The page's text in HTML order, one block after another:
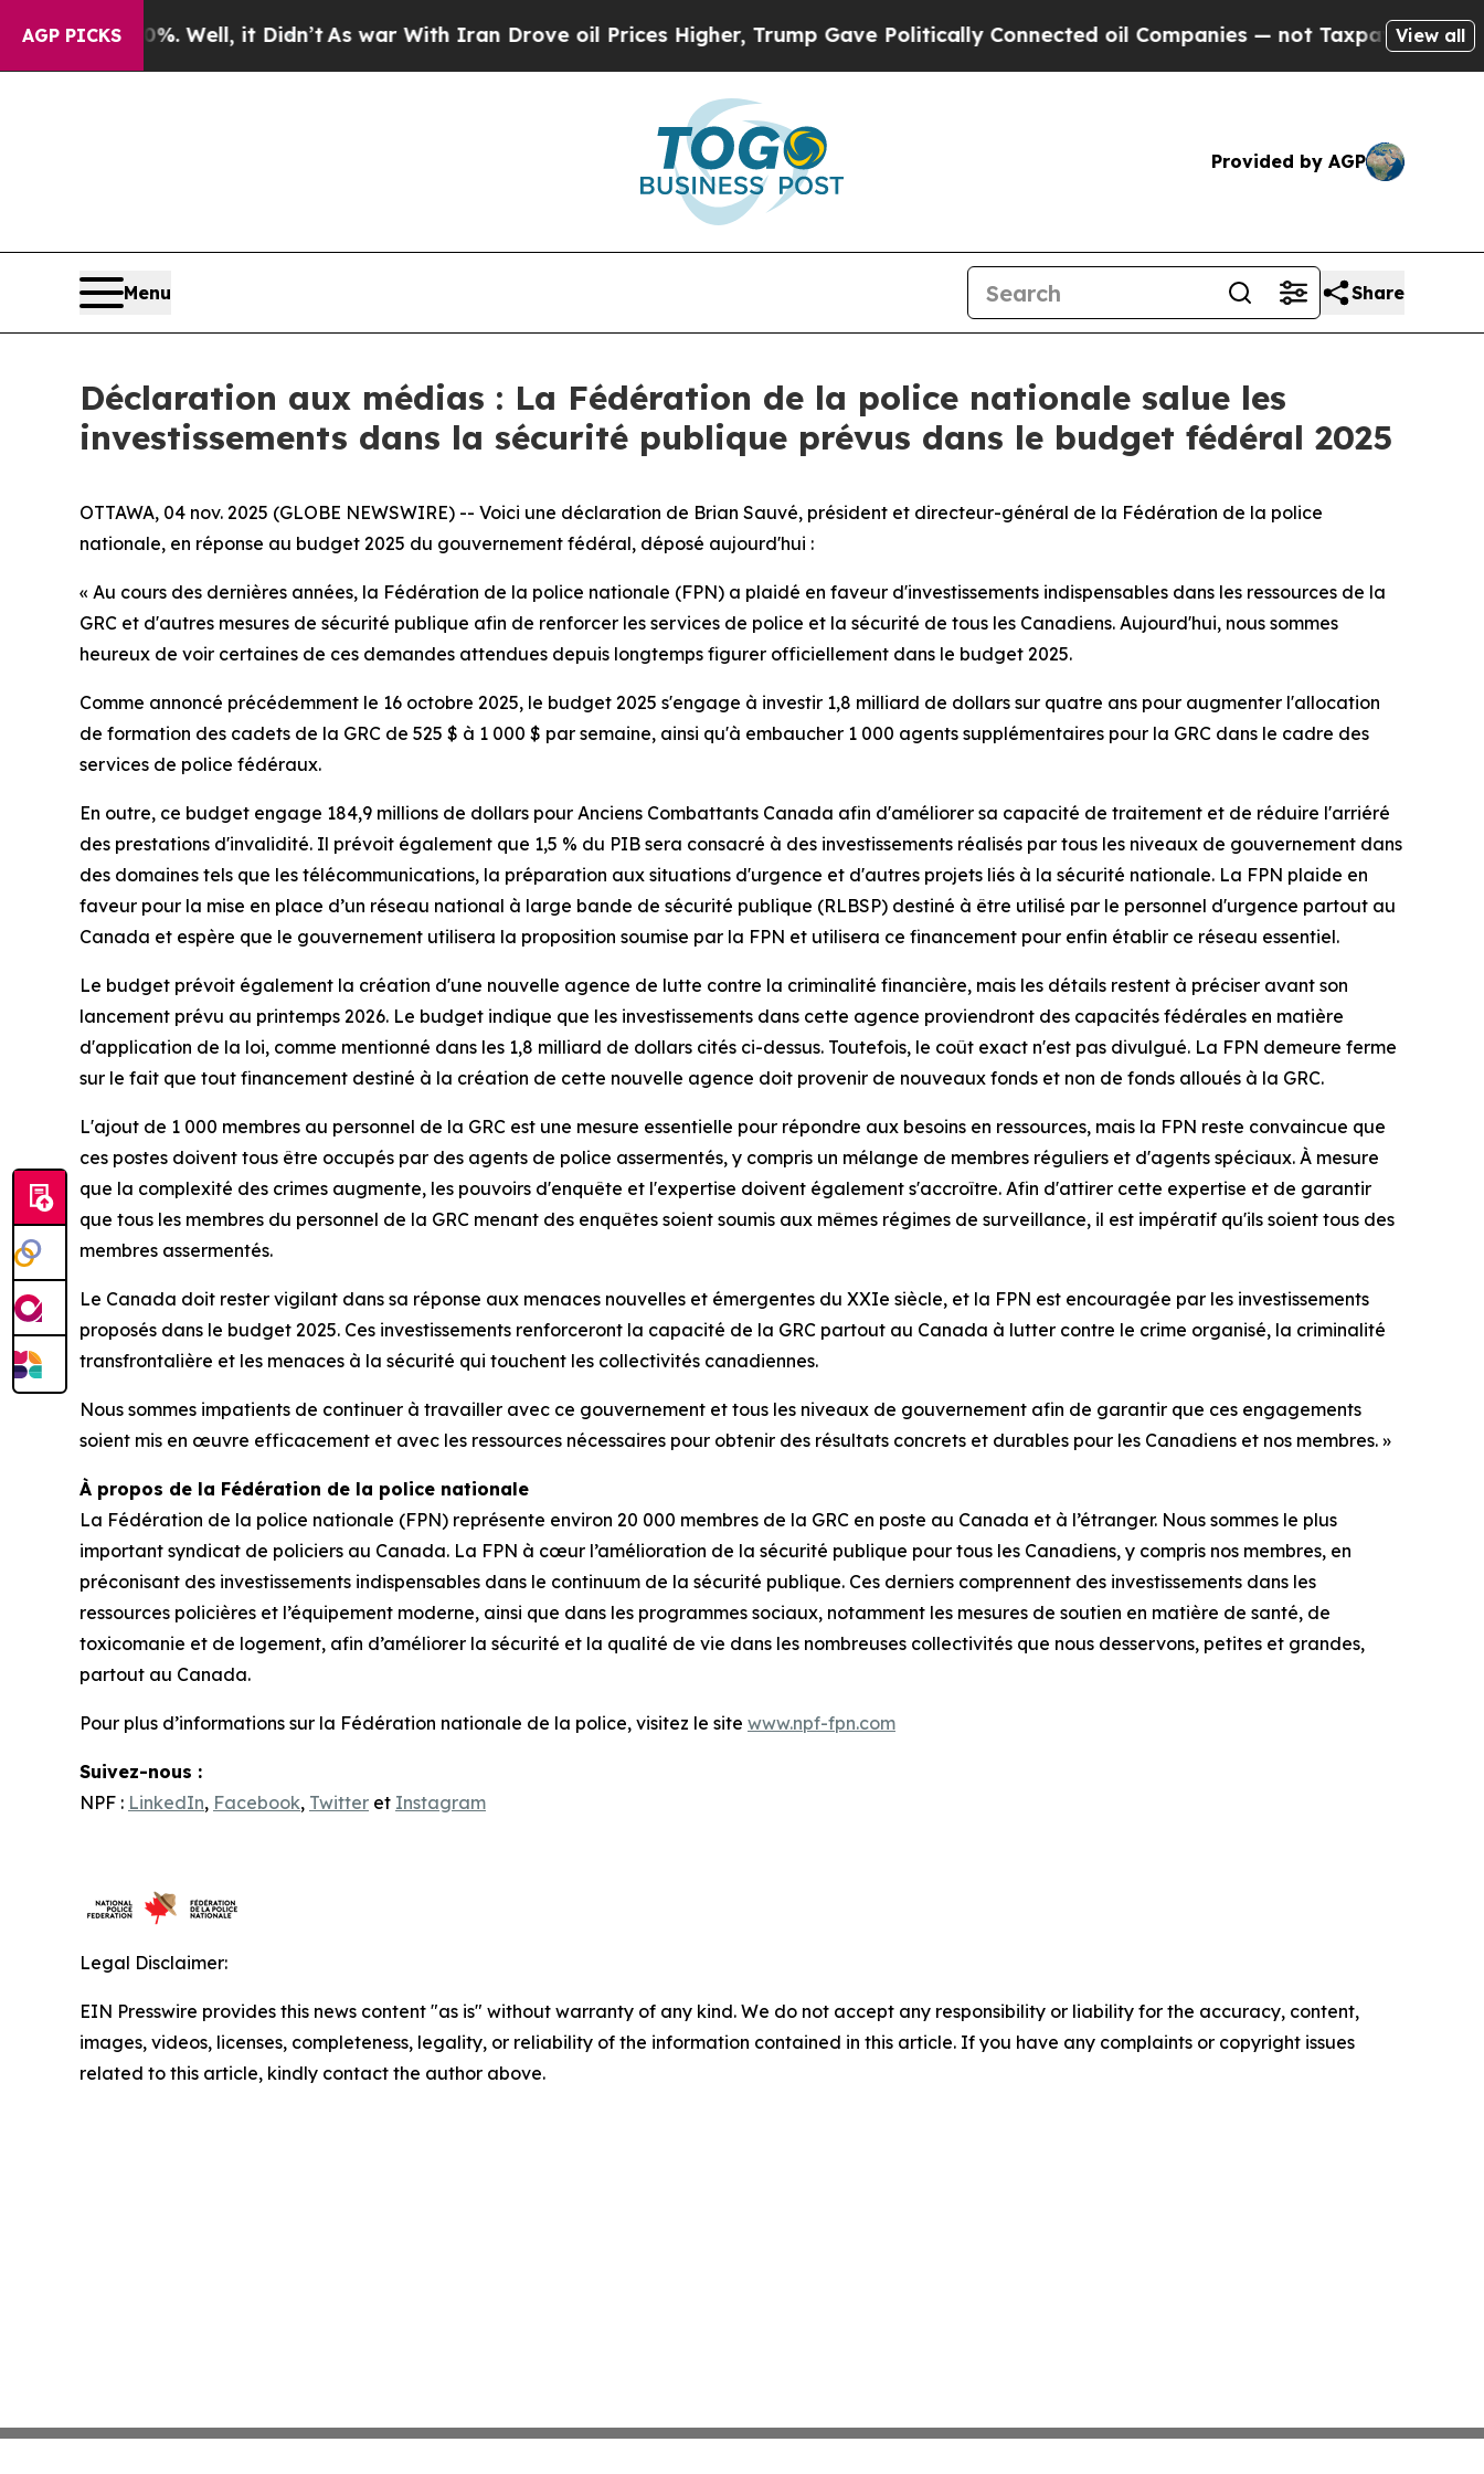
AGP PICKS
40%. Well, it Didn’t As war With Iran Drove oil Prices Higher, Trump Gave Politically Connected oil Companies — not Taxpayers — theView all
Provided by AGP
Menu Share
Déclaration aux médias : La Fédération de la police nationale salue les
investissements dans la sécurité publique prévus dans le budget fédéral 2025
OTTAWA, 04 nov. 2025 (GLOBE NEWSWIRE) -- Voici une déclaration de Brian Sauvé, président et directeur-général de la Fédération de la police
nationale, en réponse au budget 2025 du gouvernement fédéral, déposé aujourd'hui :
« Au cours des dernières années, la Fédération de la police nationale (FPN) a plaidé en faveur d'investissements indispensables dans les ressources de la
GRC et d'autres mesures de sécurité publique afin de renforcer les services de police et la sécurité de tous les Canadiens. Aujourd'hui, nous sommes
heureux de voir certaines de ces demandes attendues depuis longtemps figurer officiellement dans le budget 2025.
Comme annoncé précédemment le 16 octobre 2025, le budget 2025 s'engage à investir 1,8 milliard de dollars sur quatre ans pour augmenter l'allocation
de formation des cadets de la GRC de 525 $ à 1 000 $ par semaine, ainsi qu'à embaucher 1 000 agents supplémentaires pour la GRC dans le cadre des
services de police fédéraux.
En outre, ce budget engage 184,9 millions de dollars pour Anciens Combattants Canada afin d'améliorer sa capacité de traitement et de réduire l'arriéré
des prestations d'invalidité. Il prévoit également que 1,5 % du PIB sera consacré à des investissements réalisés par tous les niveaux de gouvernement dans
des domaines tels que les télécommunications, la préparation aux situations d'urgence et d'autres projets liés à la sécurité nationale. La FPN plaide en
faveur pour la mise en place d’un réseau national à large bande de sécurité publique (RLBSP) destiné à être utilisé par le personnel d'urgence partout au
Canada et espère que le gouvernement utilisera la proposition soumise par la FPN et utilisera ce financement pour enfin établir ce réseau essentiel.
Le budget prévoit également la création d'une nouvelle agence de lutte contre la criminalité financière, mais les détails restent à préciser avant son
lancement prévu au printemps 2026. Le budget indique que les investissements dans cette agence proviendront des capacités fédérales en matière
d'application de la loi, comme mentionné dans les 1,8 milliard de dollars cités ci-dessus. Toutefois, le coût exact n'est pas divulgué. La FPN demeure ferme
sur le fait que tout financement destiné à la création de cette nouvelle agence doit provenir de nouveaux fonds et non de fonds alloués à la GRC.
L'ajout de 1 000 membres au personnel de la GRC est une mesure essentielle pour répondre aux besoins en ressources, mais la FPN reste convaincue que
ces postes doivent tous être occupés par des agents de police assermentés, y compris un mélange de membres réguliers et d'agents spéciaux. À mesure
que la complexité des crimes augmente, les pouvoirs d'enquête et l'expertise doivent également s'accroître. Afin d'attirer cette expertise et de garantir
que tous les membres du personnel de la GRC menant des enquêtes soient soumis aux mêmes régimes de surveillance, il est impératif qu'ils soient tous des
membres assermentés.
Le Canada doit rester vigilant dans sa réponse aux menaces nouvelles et émergentes du XXIe siècle, et la FPN est encouragée par les investissements
proposés dans le budget 2025. Ces investissements renforceront la capacité de la GRC partout au Canada à lutter contre le crime organisé, la criminalité
transfrontalière et les menaces à la sécurité qui touchent les collectivités canadiennes.
Nous sommes impatients de continuer à travailler avec ce gouvernement et tous les niveaux de gouvernement afin de garantir que ces engagements
soient mis en œuvre efficacement et avec les ressources nécessaires pour obtenir des résultats concrets et durables pour les Canadiens et nos membres. »
À propos de la Fédération de la police nationale
La Fédération de la police nationale (FPN) représente environ 20 000 membres de la GRC en poste au Canada et à l’étranger. Nous sommes le plus
important syndicat de policiers au Canada. La FPN à cœur l’amélioration de la sécurité publique pour tous les Canadiens, y compris nos membres, en
préconisant des investissements indispensables dans le continuum de la sécurité publique. Ces derniers comprennent des investissements dans les
ressources policières et l’équipement moderne, ainsi que dans les programmes sociaux, notamment les mesures de soutien en matière de santé, de
toxicomanie et de logement, afin d’améliorer la sécurité et la qualité de vie dans les nombreuses collectivités que nous desservons, petites et grandes,
partout au Canada.
Pour plus d’informations sur la Fédération nationale de la police, visitez le site www.npf-fpn.com
Suivez-nous :
NPF : LinkedIn, Facebook, Twitter et Instagram
Legal Disclaimer:
EIN Presswire provides this news content "as is" without warranty of any kind. We do not accept any responsibility or liability for the accuracy, content,
images, videos, licenses, completeness, legality, or reliability of the information contained in this article. If you have any complaints or copyright issues
related to this article, kindly contact the author above.